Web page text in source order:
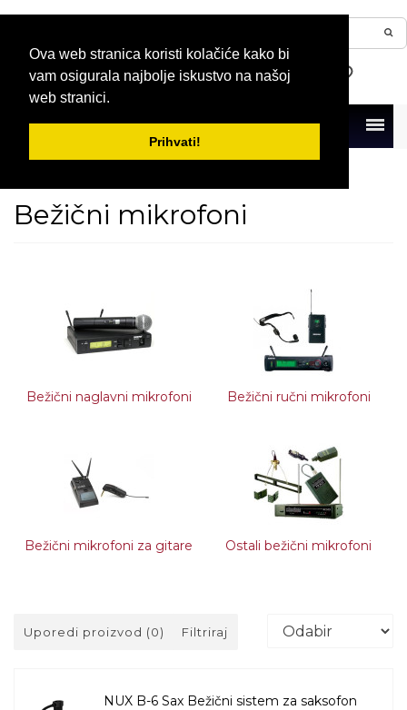
Ova web stranica koristi kolačiće kako bi
vam osigurala najbolje iskustvo na našoj
web stranici.
Prihvati!
Menu
Bežični mikrofoni
Bežični naglavni mikrofoni Bežični ručni mikrofoni
Bežični mikrofoni za gitare Ostali bežični mikrofoni
Uporedi proizvod (0) Filtriraj
NUX B-6 Sax Bežični sistem za saksofon